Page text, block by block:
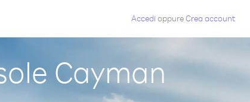
Accedi oppureCrea account
Cayman